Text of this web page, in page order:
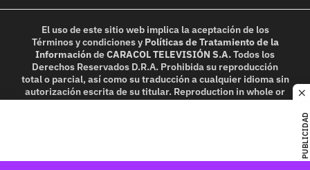
PUBLICIDAD
El uso de este sitio web implica la aceptación de los
Términos y condicionesy Políticas de Tratamiento de la
InformacióndeCARACOL TELEVISIÓN S.A.Todos los
Derechos Reservados D.R.A. Prohibida su reproducción
total o parcial, así como su traducción a cualquier idioma sin
autorización escrita de su titular. Reproduction in whole or